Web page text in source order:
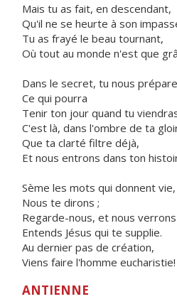
Mais tu as fait, en descendant,
Qu'il ne se heurte à son
Tu as frayé le beau tournant,
Où tout au monde n'est que
Dans le secret, tu nous
Ce qui pourra
Tenir ton jour quand tu
C'est là, dans l'ombre de ta
Que ta clarté filtre déjà,
Et nous entrons dans ton
Sème les mots qui donnent vie,
Nous te dirons ;
Regarde-nous, et nous verrons
Entends Jésus qui te supplie.
Au dernier pas de création,
Viens faire l'homme eucharistie!
ANTIENNE